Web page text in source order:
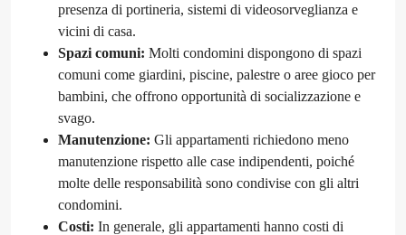
presenza di portineria, sistemi di videosorveglianza e
vicini di casa.
Spazi comuni: Molti condomini dispongono di spazi
comuni come giardini, piscine, palestre o aree gioco per
bambini, che offrono opportunità di socializzazione e
svago.
Manutenzione: Gli appartamenti richiedono meno
manutenzione rispetto alle case indipendenti, poiché
molte delle responsabilità sono condivise con gli altri
condomini.
Costi: In generale, gli appartamenti hanno costi di